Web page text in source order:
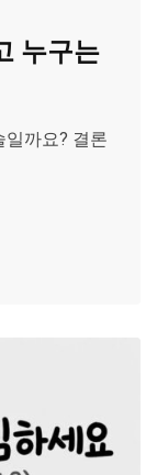
누구는
까요? 결론